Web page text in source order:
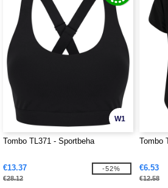
W1
Tombo TL371 - Sportbeha
€13.37
€28.12
-52%
Tombo
€6.53
€12.58